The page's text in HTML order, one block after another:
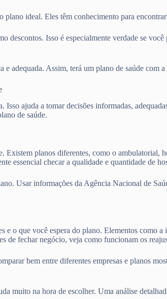
ideal. Eles têm conhecimento para
descontos. Isso é especialmente verdade se
adequada. Assim, terá um plano de saúde com
Isso ajuda a tomar decisões informadas,
de saúde.
Existem planos diferentes, como o
essencial checar a qualidade e quantidade de
Usar informações da Agência Nacional de
e o que você espera do plano. Elementos
fechar negócio, veja como funcionam os
bem entre diferentes empresas e planos
muito na hora de escolher. Uma análise